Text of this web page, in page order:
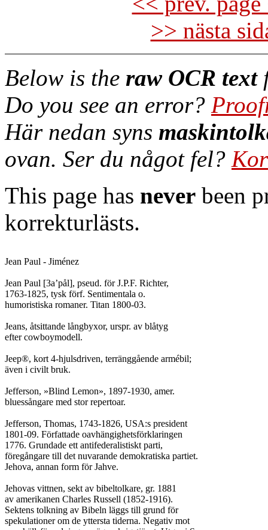
>> nästa
Below is the raw OCR text
Do you see an error?
Här nedan syns
ovan. Ser du något fel?
This page has never been
korrekturlästs.
Jean Paul - Jiménez
Jean Paul [3a’pål], pseud. för J.P.F. Richter,
1763-1825, tysk förf. Sentimentala o.
humoristiska romaner. Titan 1800-03.
Jeans, åtsittande långbyxor, urspr. av blåtyg
efter cowboymodell.
Jeep®, kort 4-hjulsdriven, terränggående armébil;
även i civilt bruk.
Jefferson, »Blind Lemon», 1897-1930, amer.
bluessångare med stor repertoar.
Jefferson, Thomas, 1743-1826, USA:s president
1801-09. Författade oavhängighetsförklaringen
1776. Grundade ett antifederalistiskt parti,
föregångare till det nuvarande demokratiska partiet.
Jehova, annan form för Jahve.
Jehovas vittnen, sekt av bibeltolkare, gr. 1881
av amerikanen Charles Russell (1852-1916).
Sektens tolkning av Bibeln läggs till grund för
spekulationer om de yttersta tiderna. Negativ mot